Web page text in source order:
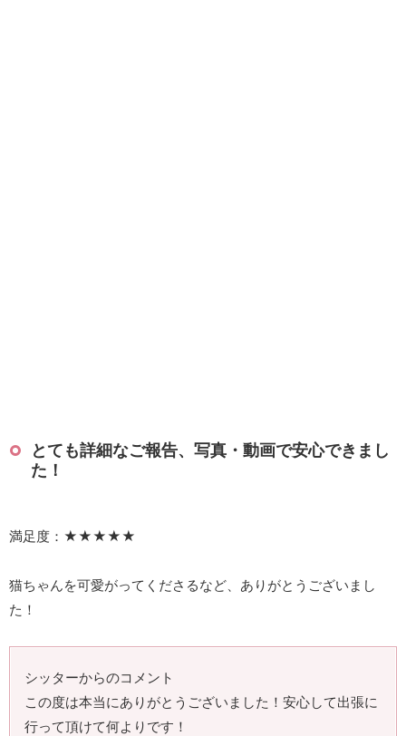
とても詳細なご報告、写真・動画で安心できまし
た！
満足度：★★★★★
猫ちゃんを可愛がってくださるなど、ありがとうございまし
た！
シッターからのコメント
この度は本当にありがとうございました！安心して出張に
行って頂けて何よりです！